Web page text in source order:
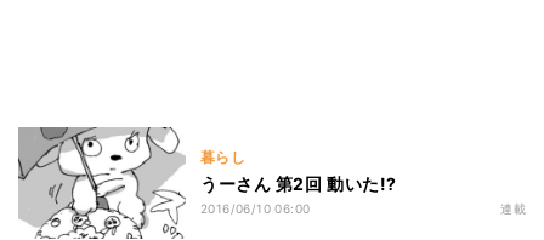
暮らし
うーさん 第2回 動いた!?
2016/06/10 06:00 連載